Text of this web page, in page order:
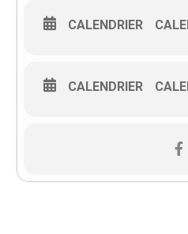
CALENDRIER
CALENDRIER